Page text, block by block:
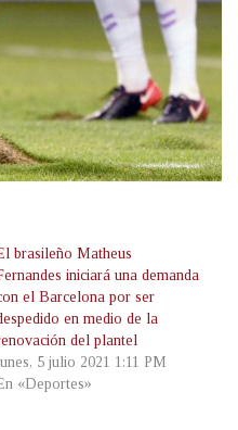
brasileño Matheus
iniciará una demanda
el Barcelona por ser
en medio de la
del plantel
5 julio 2021 1:11 PM
«Deportes»